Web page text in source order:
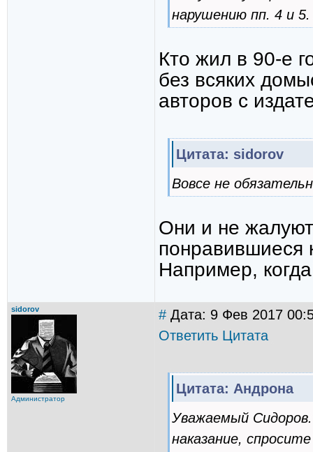
нарушению пп. 4 и 5.
Кто жил в 90-е
без всяких
авторов с
Цитата: sidorov
Вовсе не
Они и не
понравившиеся
Например,
sidorov
Администратор
# Дата: 9 Фев 2017
Ответить Цитата
Цитата: Андрона
Уважаемый
наказание,